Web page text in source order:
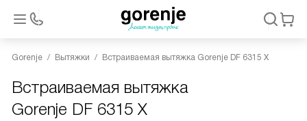
Gorenje Вытяжки Встраиваемая вытяжка Gorenje DF 6315 X
Встраиваемая вытяжка
Gorenje DF 6315 X